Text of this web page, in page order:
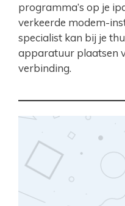
programma’s op je
verkeerde modem-
specialist kan bij je
apparatuur plaatsen
verbinding.